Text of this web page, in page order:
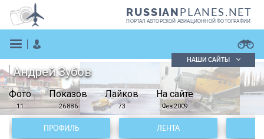
RUSSIANPLANES.NET
ПОРТАЛ АВТОРСКОЙ АВИАЦИОННОЙ ФОТОГРАФИИ
Поиск фотографий
Поиск в реестре
Кратко
Подробно
НАШИ САЙТЫ
Андрей Зубов
Фото
11
Показов
26 886
Лайков
73
На сайте
Фев 2009
ПРОФИЛЬ ЛЕНТА